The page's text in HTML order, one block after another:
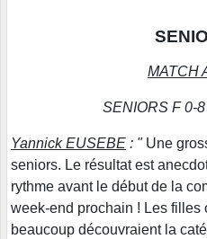
MATCH
SENIORS F 0-
Yannick EUSEBE : " Une
seniors. Le résultat est
rythme avant le début de la
week-end prochain ! Les
beaucoup découvraient la